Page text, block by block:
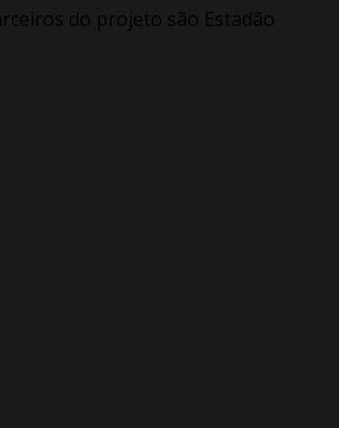
do projeto são Estadão